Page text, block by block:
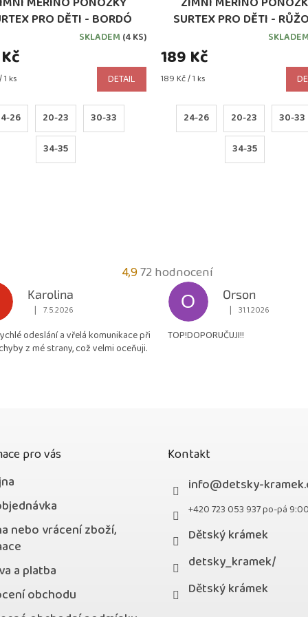
PRO DĚTI - BORDÓ
SKLADEM (4 KS)
ks DETAIL
26 20-23 30-33
34-35
SURTEX PRO DĚTI -
SKLADEM
189 Kč
Měrná
189 Kč / 1 ks
24-26 20-23 30-33
34-35
4,9Průměrné
hodnocení
obchodu
4,9
z
72 hodnocení
Karolina
Hodnocení obchodu je 5 z 5 hvězdiček.
| 7.5.2026
odeslání a vřelá komunikace při
z mé strany, což velmi oceňuji.
O
Orson
Hodnocení obchodu
| 31.1.2026
TOP!DOPORUČUJI!!
pro vás
nebo vrácení zboží,
a platba
obchodu
Kontakt
info@detsky-
+420 723 053 937 po-pá
Dětský krámek
detsky_kramek/
Dětský krámek